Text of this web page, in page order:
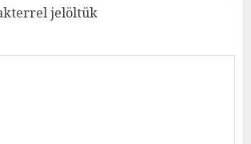
jelöltük